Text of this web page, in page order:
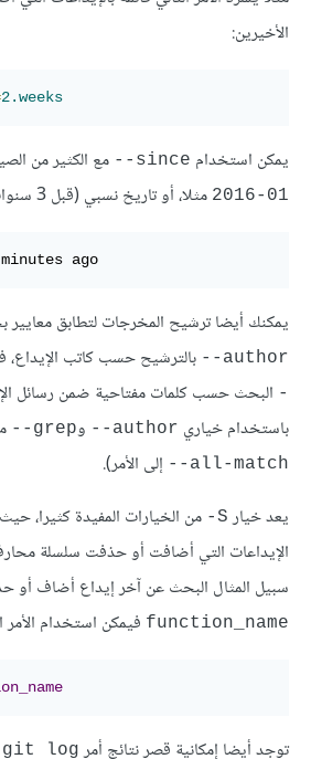
الأخيرين:
2.weeks
يمكن استخدام since-- مع الكثير من
01-2016
مثلا، أو تاريخ نسبي (قبل 3 سنوات ويوم و3 دقائق):
minutes ago
يمكنك أيضا ترشيح المخرجات لتطابق
author-- بالترشيح حسب كاتب
- البحث حسب كلمات مفتاحية ضمن رسائل
باستخدام خياري author-- وgrep--
all-match--
إلى الأمر).
يعد خيار S-
من الخيارات المفيدة كثيرا،
الإيداعات التي أضافت أو حذفت سلسلة
سبيل المثال البحث عن آخر إيداع أضاف أو
function_name فيمكن استخدام الأمر
توجد أيضا إمكانية قصر نتائج أمر git log